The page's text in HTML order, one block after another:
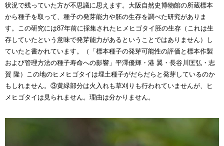
状況で残っていた方が不思議に思えます。大阪自然史博物館の所蔵標本
から種子を取って、種子の発芽能力や胚の生存を調べた研究がありま
す。この研究には87年前に採集されたヒメヒゴタイ胚の生存（これは生
存していたという意味で発芽能力があるということではありません）し
ていたと書かれています。（「標本種子の発芽可能性の評価と標本作製
および管理方法の種子寿命への影響」平澤優輝・港 翼・長谷川匡弘・志
賀 隆）この地のヒメヒゴタイは埋土種子がだらだらと発芽しているのか
もしれません。③黄緑部分は火入れも草刈りも行われていませんが、ヒ
メヒゴタイは見られません。理由は分かりません。